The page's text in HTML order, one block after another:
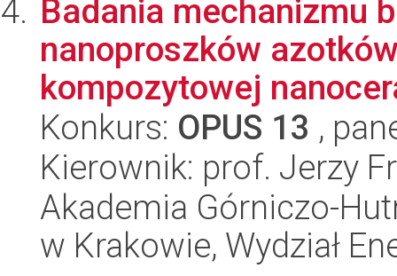
Badania mechanizmu
nanoproszków
kompozytowej
Konkurs: OPUS 13 ,
Kierownik: prof. Jerzy
Akademia Górniczo-
w Krakowie, Wydział